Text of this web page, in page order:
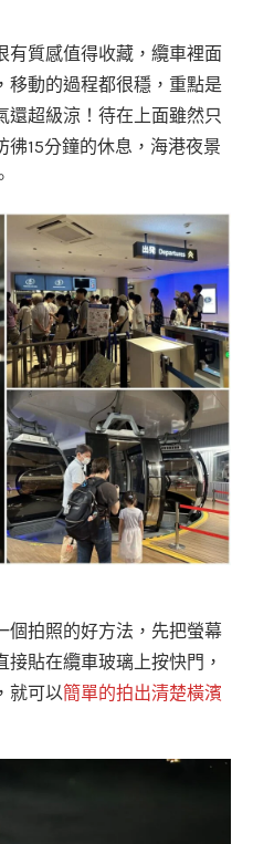
有質感值得收藏，纜車裡面
移動的過程都很穩，重點是
還超級涼！待在上面雖然只
15分鐘的休息，海港夜景
個拍照的好方法，先把螢幕
貼在纜車玻璃上按快門，
就可以簡單的拍出清楚橫濱